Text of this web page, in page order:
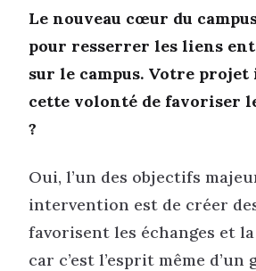
Le nouveau cœur du
pour resserrer les liens
sur le campus. Votre
cette volonté de favoriser
?
Oui, l’un des objectifs
intervention est de créer
favorisent les échanges et
car c’est l’esprit même d’un